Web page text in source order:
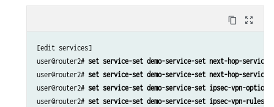
content_copy zoom_out_map
[edit services]
user@router2# set service-set demo-service-set next-hop-
user@router2# set service-set demo-service-set next-hop-
user@router2# set service-set demo-service-set ipsec-vpn-
user@router2# set service-set demo-service-set ipsec-vpn-rules